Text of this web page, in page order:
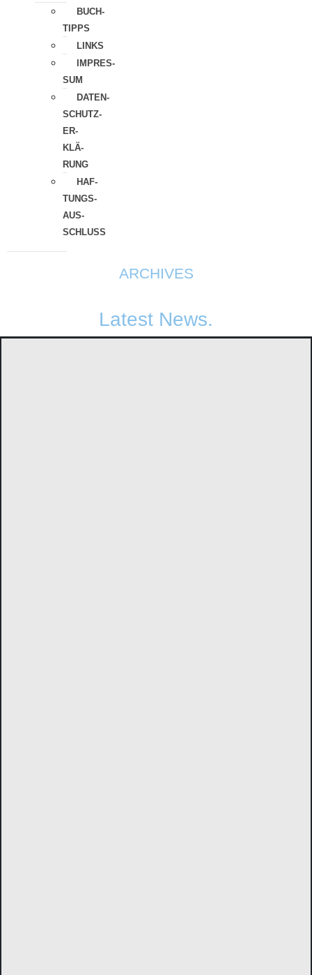
BUCH­
TIPPS
LINKS
IMPRES­
SUM
DATEN­
SCHUTZ­
ER­
KLÄ­
RUNG
HAF­
TUNGS­
AUS­
SCHLUSS
ARCHIVES
Latest News.